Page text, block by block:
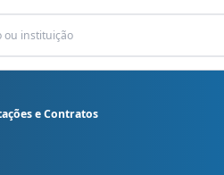
e Contratos